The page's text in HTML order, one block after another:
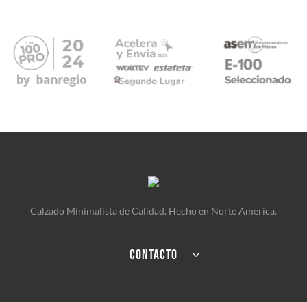
Calzado Minimalista de Calidad. Hecho en Norte America.
CONTACTO